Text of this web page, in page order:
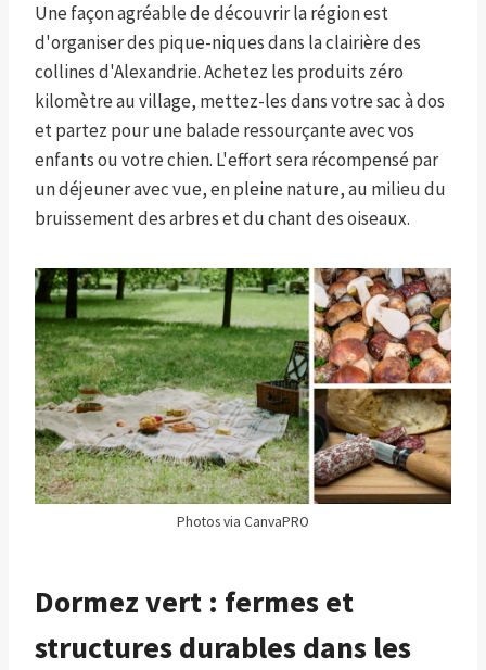
Une façon agréable de découvrir la région est
d'organiser des pique-niques dans la clairière des
collines d'Alexandrie. Achetez les produits zéro
kilomètre au village, mettez-les dans votre sac à dos
et partez pour une balade ressourçante avec vos
enfants ou votre chien. L'effort sera récompensé par
un déjeuner avec vue, en pleine nature, au milieu du
bruissement des arbres et du chant des oiseaux.
Photos via CanvaPRO
Dormez vert : fermes et
structures durables dans les